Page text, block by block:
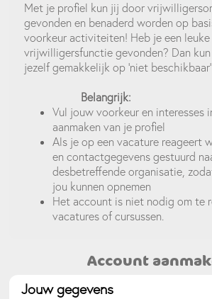
Met je profiel kun jij door
gevonden en benaderd worden op
voorkeur activiteiten! Heb je een leuke
vrijwilligersfunctie gevonden? Dan
jezelf gemakkelijk op ‘niet
Belangrijk:
Vul jouw voorkeur en interesses
aanmaken van je profiel
Als je op een vacature reageert
en contactgegevens gestuurd
desbetreffende organisatie,
jou kunnen opnemen
Het account is niet nodig om te
vacatures of cursussen.
Account
Jouw gegevens